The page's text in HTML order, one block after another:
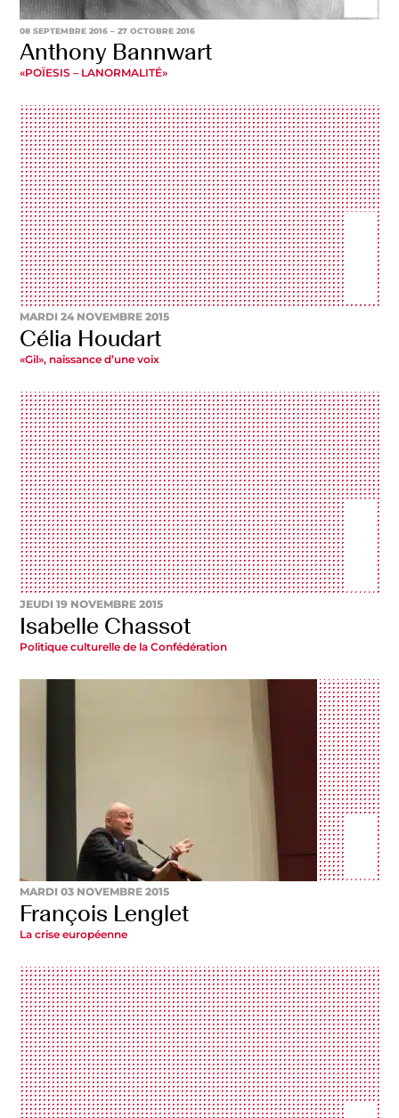
08 SEPTEMBRE 2016– 27 OCTOBRE 2016
Anthony Bannwart
«POÏESIS – LANORMALITÉ»
MARDI 24 NOVEMBRE 2015
Célia Houdart
«Gil», naissance d’une voix
JEUDI 19 NOVEMBRE 2015
Isabelle Chassot
Politique culturelle de la Confédération
MARDI 03 NOVEMBRE 2015
François Lenglet
La crise européenne